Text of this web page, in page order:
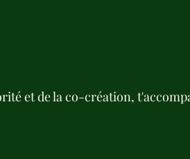
et de la co-création,